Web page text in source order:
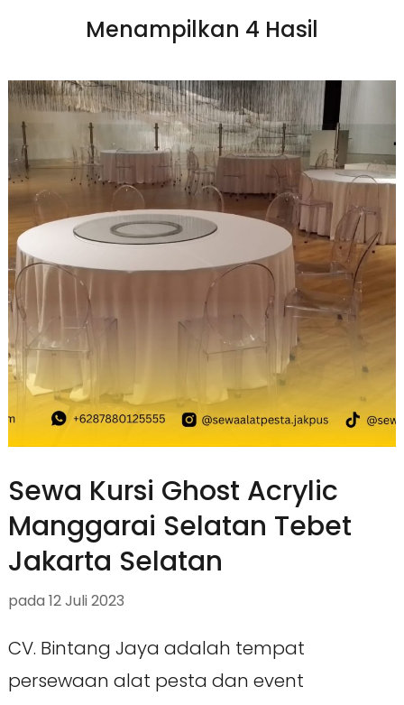
Menampilkan 4 Hasil
Sewa Kursi Ghost Acrylic
Manggarai Selatan Tebet
Jakarta Selatan
pada 12 Juli 2023
CV. Bintang Jaya adalah tempat
persewaan alat pesta dan event